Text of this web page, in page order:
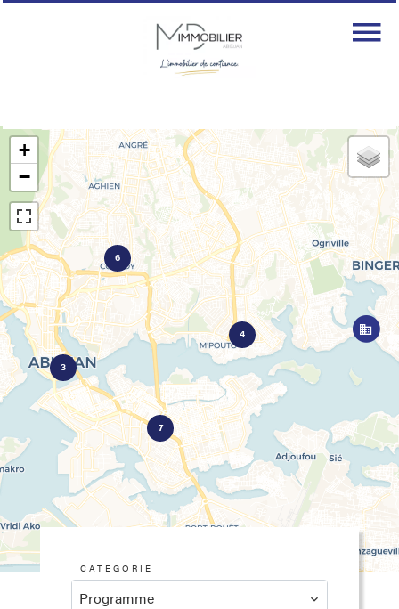
6
3
7
4
+
−
CATÉGORIE
Programme